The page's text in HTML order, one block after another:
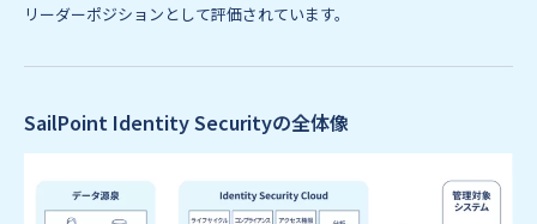
リーダーポジションとして評価されています。
SailPoint Identity Securityの全体像